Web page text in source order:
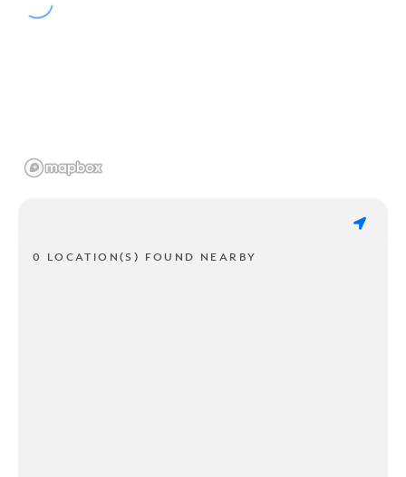
0 LOCATION(S) FOUND NEARBY